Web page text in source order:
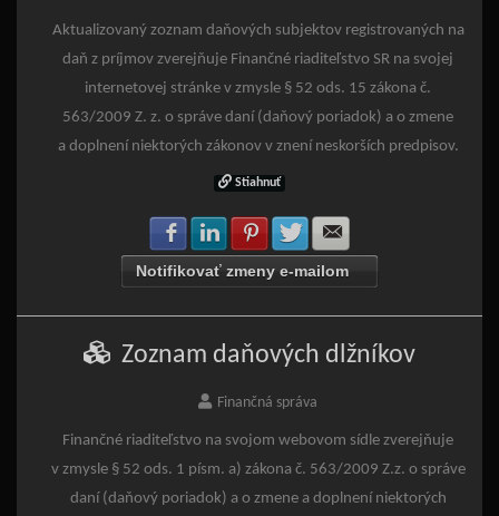
Aktualizovaný zoznam daňových subjektov registrovaných na
daň z príjmov zverejňuje Finančné riaditeľstvo SR na svojej
internetovej stránke v zmysle § 52 ods. 15 zákona č.
563/2009 Z. z. o správe daní (daňový poriadok) a o zmene
a doplnení niektorých zákonov v znení neskorších predpisov.
Stiahnuť
Zdielať na Facebook
Zdielať na LinkedIn
Zdielať na Pinterest
Zdielať na Twitter
Notifikovať zmeny e-mailom
Zoznam daňových dlžníkov
Finančná správa
Finančné riaditeľstvo na svojom webovom sídle zverejňuje
v zmysle § 52 ods. 1 písm. a) zákona č. 563/2009 Z.z. o správe
daní (daňový poriadok) a o zmene a doplnení niektorých